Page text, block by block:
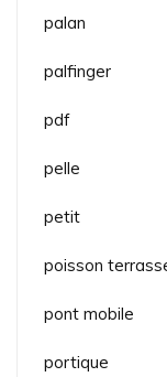
palan
palfinger
pdf
pelle
petit
poisson
pont mobile
portique